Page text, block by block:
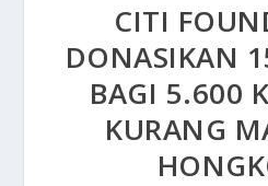
CITI
DONASIKAN
BAGI 5.600
KURANG